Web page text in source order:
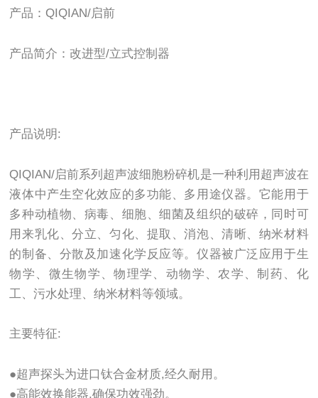
产品：QIQIAN/启前
产品简介：改进型/立式控制器
产品说明:
QIQIAN/启前系列超声波细胞粉碎机是一种利用超声波在
液体中产生空化效应的多功能、多用途仪器。它能用于
多种动植物、病毒、细胞、细菌及组织的破碎，同时可
用来乳化、分立、匀化、提取、消泡、清晰、纳米材料
的制备、分散及加速化学反应等。仪器被广泛应用于生
物学、微生物学、物理学、动物学、农学、制药、化
工、污水处理、纳米材料等领域。
主要特征:
●超声探头为进口钛合金材质,经久耐用。
●高能效换能器,确保功效强劲。